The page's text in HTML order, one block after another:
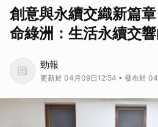
創意與永續交織新篇
命綠洲：生活永續交
勁報
更新於 04月09日12:54 • 發布於